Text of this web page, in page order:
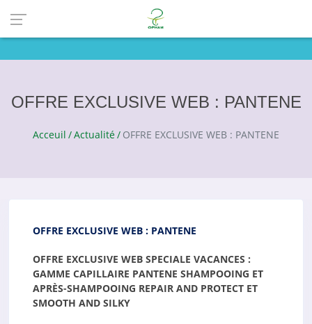
OFFRE EXCLUSIVE WEB : PANTENE
Acceuil Actualité OFFRE EXCLUSIVE WEB : PANTENE
OFFRE EXCLUSIVE WEB : PANTENE
OFFRE EXCLUSIVE WEB SPECIALE VACANCES :
GAMME CAPILLAIRE PANTENE SHAMPOOING ET
APRÈS-SHAMPOOING REPAIR AND PROTECT ET
SMOOTH AND SILKY